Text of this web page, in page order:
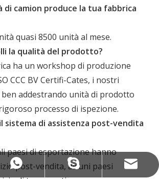
di camion produce la tua fabbrica
quasi 8500 unità al mese.
la qualità del prodotto?
ha un workshop di produzione
CCC BV Certifi-Cates, i nostri
addestrando unità di prodotto
processo di ispezione.
sistema di assistenza post-vendita
paesi di esportazione hanno
post-vendita, alcuni paesi
+86-13335550888
+8613955563190
+8613335550888